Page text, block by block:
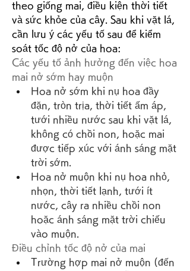
theo giống mai, điều kiện thời tiết
và sức khỏe của cây. Sau khi vặt lá,
cần lưu ý các yếu tố sau để kiểm
soát tốc độ nở của hoa:
Các yếu tố ảnh hưởng đến việc hoa
mai nở sớm hay muộn
Hoa nở sớm khi nụ hoa đầy
đặn, tròn trịa, thời tiết ấm áp,
tưới nhiều nước sau khi vặt lá,
không có chồi non, hoặc mai
được tiếp xúc với ánh sáng mặt
trời sớm.
Hoa nở muộn khi nụ hoa nhỏ,
nhọn, thời tiết lạnh, tưới ít
nước, cây ra nhiều chồi non
hoặc ánh sáng mặt trời chiếu
vào muộn.
Điều chỉnh tốc độ nở của mai
Trường hợp mai nở muộn (đến